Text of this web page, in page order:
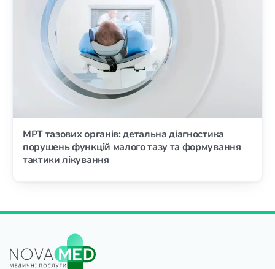
МРТ тазових органів: детальна діагностика
порушень функцій малого тазу та формування
тактики лікування